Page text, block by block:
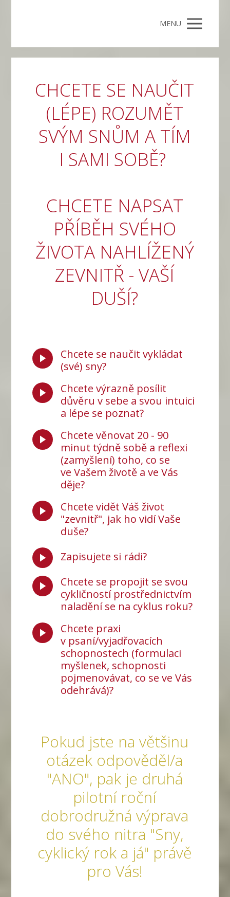
MENU
CHCETE SE NAUČIT
(LÉPE) ROZUMĚT
SVÝM SNŮM A TÍM
I SAMI SOBĚ?
CHCETE NAPSAT
PŘÍBĚH SVÉHO
ŽIVOTA NAHLÍŽENÝ
ZEVNITŘ - VAŠÍ
DUŠÍ?
Chcete se naučit vykládat
(své) sny?
Chcete výrazně posílit
důvěru v sebe a svou intuici
a lépe se poznat?
Chcete věnovat 20 - 90
minut týdně sobě a reflexi
(zamyšlení) toho, co se
ve Vašem životě a ve Vás
děje?
Chcete vidět Váš život
"zevnitř", jak ho vidí Vaše
duše?
Zapisujete si rádi?
Chcete se propojit se svou
cykličností prostřednictvím
naladění se na cyklus roku?
Chcete praxi
v psaní/vyjadřovacích
schopnostech (formulaci
myšlenek, schopnosti
pojmenovávat, co se ve Vás
odehrává)?
Pokud jste na většinu
otázek odpověděl/a
"ANO", pak je druhá
pilotní roční
dobrodružná výprava
do svého nitra "Sny,
cyklický rok a já" právě
pro Vás!